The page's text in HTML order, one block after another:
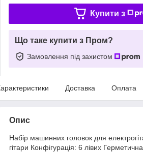
Купити з
Що таке купити з Пром?
Замовлення під захистом
Доставка Оплата
Опис
Набір машинних головок для
гітари Конфігурація: 6 лівих